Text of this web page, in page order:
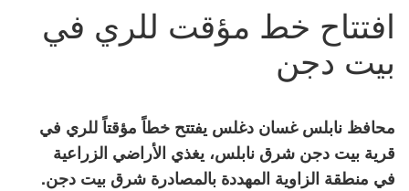
افتتاح خط مؤقت للري في
بيت دجن
محافظ نابلس غسان دغلس يفتتح خطاً مؤقتاً للري في
قرية بيت دجن شرق نابلس، يغذي الأراضي الزراعية
في منطقة الزاوية المهددة بالمصادرة شرق بيت دجن.